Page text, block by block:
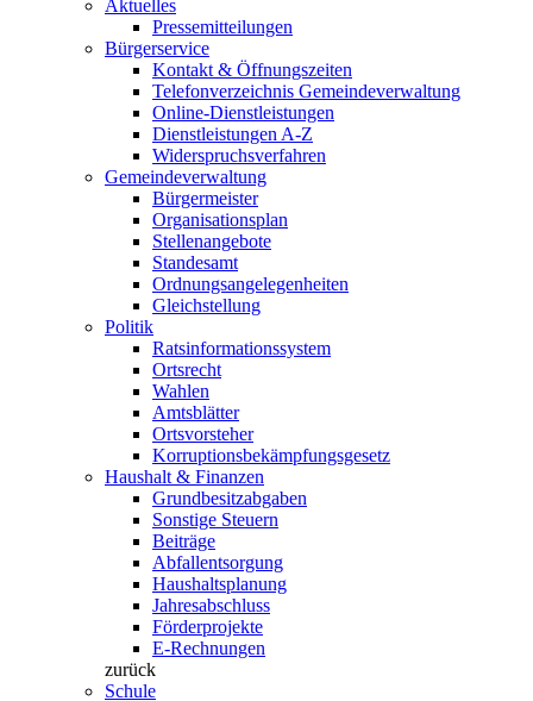
Aktuelles
Pressemitteilungen
Bürgerservice
Kontakt & Öffnungszeiten
Telefonverzeichnis Gemeindeverwaltung
Online-Dienstleistungen
Dienstleistungen A-Z
Widerspruchsverfahren
Gemeindeverwaltung
Bürgermeister
Organisationsplan
Stellenangebote
Standesamt
Ordnungsangelegenheiten
Gleichstellung
Politik
Ratsinformationssystem
Ortsrecht
Wahlen
Amtsblätter
Ortsvorsteher
Korruptionsbekämpfungsgesetz
Haushalt & Finanzen
Grundbesitzabgaben
Sonstige Steuern
Beiträge
Abfallentsorgung
Haushaltsplanung
Jahresabschluss
Förderprojekte
E-Rechnungen
zurück
Schule